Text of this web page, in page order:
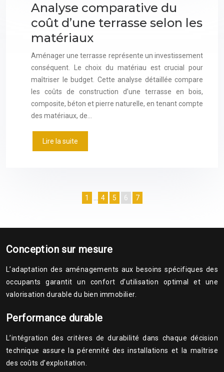
Analyse comparative du
coût d’une terrasse selon les
matériaux
Aménager une terrasse représente un investissement
conséquent. Le choix du matériau est crucial pour
maîtriser le budget. Cette analyse détaillée compare
les coûts de construction d’une terrasse en bois,
composite, béton et pierre naturelle, en tenant compte
des matériaux, de…
Lire la suite
1 4 5 6 7
Conception sur mesure
L’adaptation des aménagements aux besoins spécifiques des
occupants garantit un confort d’utilisation optimal et une
valorisation durable du bien immobilier.
Performance durable
L’intégration des critères de durabilité dans chaque décision
technique assure la pérennité des installations et la maîtrise
des coûts d’exploitation.